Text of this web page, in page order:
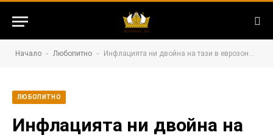
Начало - Любопитно - Инфлацията ни двойна на тази в еврозоната
ЛЮБОПИТНО
Инфлацията ни двойна на